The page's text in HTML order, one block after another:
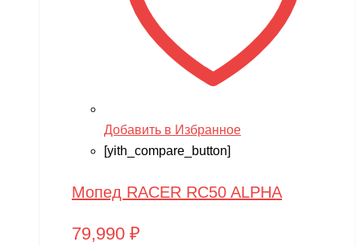
Добавить в Избранное
[yith_compare_button]
Мопед RACER RC50 ALPHA
79,990 ₽